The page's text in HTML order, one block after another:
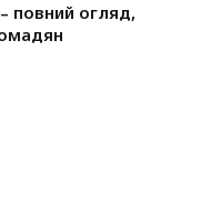
повний огляд,